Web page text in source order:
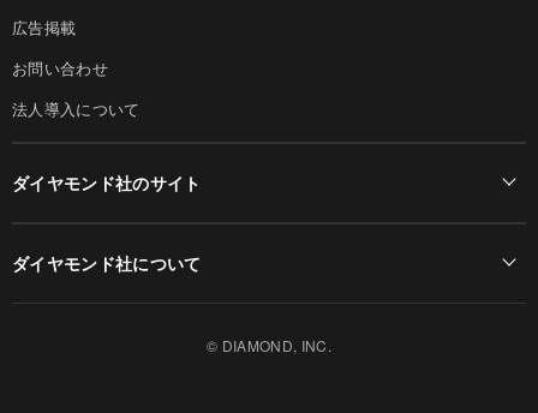
広告掲載
お問い合わせ
法人導入について
ダイヤモンド社のサイト
ダイヤモンド社について
© DIAMOND, INC.